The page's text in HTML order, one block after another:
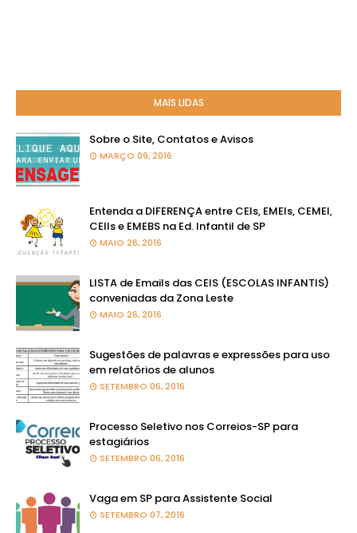
MAIS LIDAS
Sobre o Site, Contatos e Avisos
MARÇO 09, 2016
Entenda a DIFERENÇA entre CEIs, EMEIs, CEMEI,
CEIIs e EMEBS na Ed. Infantil de SP
MAIO 26, 2016
LISTA de Emails das CEIS (ESCOLAS INFANTIS)
conveniadas da Zona Leste
MAIO 26, 2016
Sugestões de palavras e expressões para uso
em relatórios de alunos
SETEMBRO 06, 2016
Processo Seletivo nos Correios-SP para
estagiários
SETEMBRO 06, 2016
Vaga em SP para Assistente Social
SETEMBRO 07, 2016